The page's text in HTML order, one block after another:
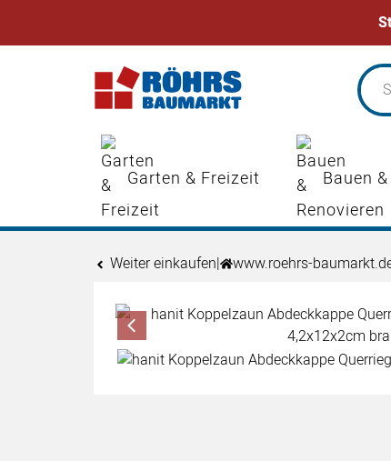
Zum Hauptinhalt springen
Garten & Freizeit Bauen
Weiter einkaufen| www.roehrs-
Produktgalerie
Zur Kaufbox springen